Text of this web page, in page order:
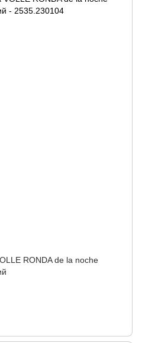
RONDA de la noche